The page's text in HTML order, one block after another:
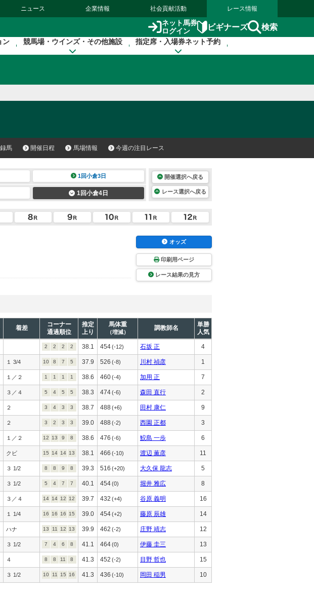
ニュース 企業情報 社会貢献活動 レース情報
ネット馬券
ログイン
ビギナーズ 検索
ン 競馬場・ウインズ・その他施設 指定席・入場券ネット予約
馬 開催日程 馬場情報 今週の注目レース
1回小倉3日
1回小倉4日
開催選択へ戻る
レース選択へ戻る
オッズ
印刷用ページ
レース結果の見方
着差
コーナー
通過順位
推定
上り
馬体重
（増減）
調教師名
単勝
人気
2 2 2 2 38.1 454(-12) 石坂 正 4
１ 3/4 10 8 7 5 37.9 526 (-8) 川村 禎彦 1
１／２ 1 1 1 1 38.6 460(-4) 加用 正 7
３／４ 5 4 5 5 38.3 474(-6) 森田 直行 2
２ 3 4 3 3 38.7 488(+6) 田村 康仁 9
２ 3 2 3 3 39.0 488 (-2) 西園 正都 3
１／２ 12 13 9 8 38.6 476 (-6) 鮫島 一歩 6
クビ 15 14 14 13 38.1 466 (-10) 渡辺 薫彦 11
３ 1/2 8 8 9 8 39.3 516 (+20) 大久保 龍志 5
３ 1/2 5 4 7 7 40.1 454(0) 堀井 雅広 8
３／４ 14 14 12 12 39.7 432 (+4) 谷原 義明 16
１ 1/4 16 16 16 15 39.0 454(+2) 藤原 辰雄 14
ハナ 13 11 12 13 39.9 462 (-2) 庄野 靖志 12
３ 1/2 7 4 6 8 41.1 464(0) 伊藤 圭三 13
４ 8 8 11 8 41.3 452 (-2) 目野 哲也 15
３ 1/2 10 11 15 16 41.3 436 (-10) 岡田 稲男 10